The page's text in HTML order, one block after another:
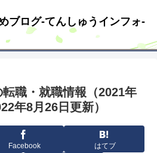
ブログ-てんしゅうインフォ-
転職・就職情報（2021年
年8月26日更新）
Facebook はてブ